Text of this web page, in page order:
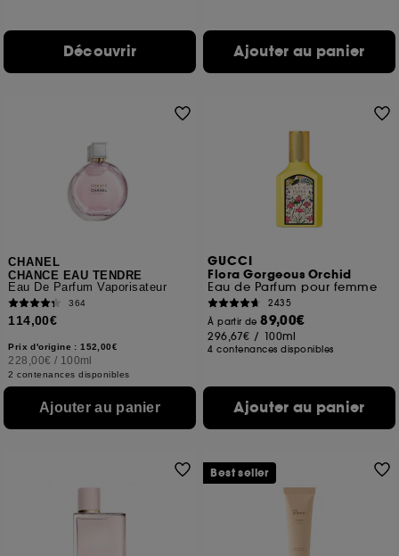
Découvrir Ajouter au panier
CHANEL
CHANCE EAU TENDRE
Eau De Parfum Vaporisateur
364
114,00€
Prix d'origine : 152,00€
228,00€ / 100ml
2 contenances disponibles
Ajouter au panier
GUCCI
Flora Gorgeous Orchid
Eau de Parfum pour femme
2435
À partir de89,00€
296,67€ / 100ml
4 contenances disponibles
Ajouter au panier
Best seller